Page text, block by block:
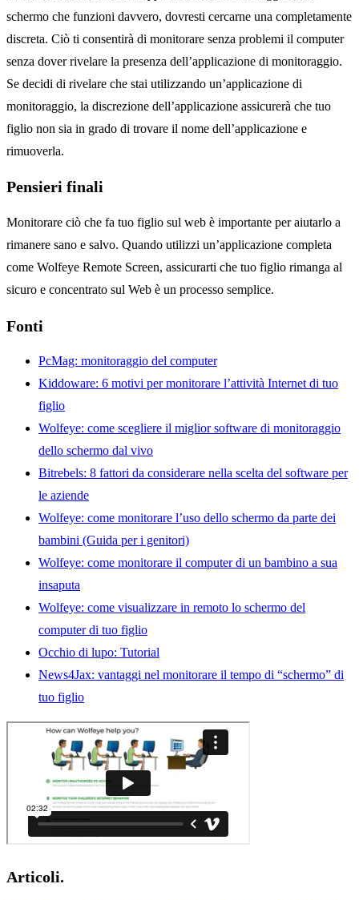
schermo che funzioni davvero, dovresti cercarne una completamente
discreta. Ciò ti consentirà di monitorare senza problemi il computer
senza dover rivelare la presenza dell’applicazione di monitoraggio.
Se decidi di rivelare che stai utilizzando un’applicazione di
monitoraggio, la discrezione dell’applicazione assicurerà che tuo
figlio non sia in grado di trovare il nome dell’applicazione e
rimuoverla.
Pensieri finali
Monitorare ciò che fa tuo figlio sul web è importante per aiutarlo a
rimanere sano e salvo. Quando utilizzi un’applicazione completa
come Wolfeye Remote Screen, assicurarti che tuo figlio rimanga al
sicuro e concentrato sul Web è un processo semplice.
Fonti
PcMag: monitoraggio del computer
Kiddoware: 6 motivi per monitorare l’attività Internet di tuo
figlio
Wolfeye: come scegliere il miglior software di monitoraggio
dello schermo dal vivo
Bitrebels: 8 fattori da considerare nella scelta del software per
le aziende
Wolfeye: come monitorare l’uso dello schermo da parte dei
bambini (Guida per i genitori)
Wolfeye: come monitorare il computer di un bambino a sua
insaputa
Wolfeye: come visualizzare in remoto lo schermo del
computer di tuo figlio
Occhio di lupo: Tutorial
News4Jax: vantaggi nel monitorare il tempo di “schermo” di
tuo figlio
Articoli.